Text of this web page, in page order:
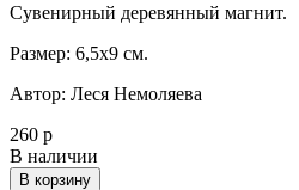
Сувенирный деревянный магнит.
Размер: 6,5х9 см.
Автор: Леся Немоляева
260 р
В наличии
В корзину